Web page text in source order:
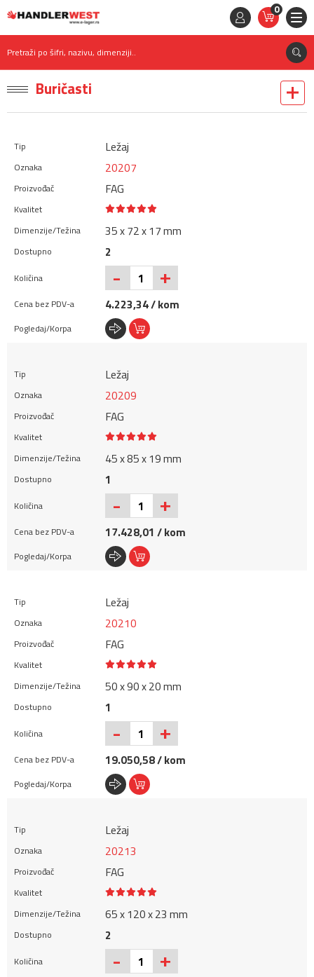
0
STAVKE
0,
RSD
Pretraži po šifri, nazivu, dimenziji..
Buričasti
Ležaj
20207
FAG
35 x 72 x 17 mm
2
- +
4.223,34 / kom
Ležaj
20209
FAG
45 x 85 x 19 mm
1
- +
17.428,01 / kom
Ležaj
20210
FAG
50 x 90 x 20 mm
1
- +
19.050,58 / kom
Ležaj
20213
FAG
65 x 120 x 23 mm
2
- +